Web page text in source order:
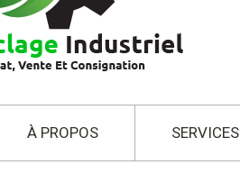
À PROPOS SERVICES